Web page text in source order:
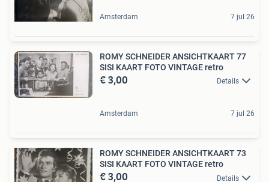
Amsterdam 7 jul 26
ROMY SCHNEIDER ANSICHTKAART 77
SISI KAART FOTO VINTAGE retro
€ 3,00 Details
Amsterdam 7 jul 26
ROMY SCHNEIDER ANSICHTKAART 73
SISI KAART FOTO VINTAGE retro
€ 3,00 Details